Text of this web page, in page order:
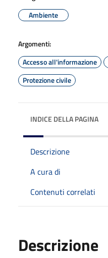
Ambiente
Argomenti:
Accesso all'informazione
Protezione civile
INDICE DELLA PAGINA
Descrizione
A cura di
Contenuti correlati
Descrizione